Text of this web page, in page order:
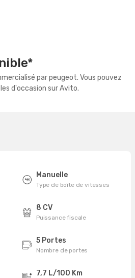
par peugeot. Vous pouvez
d'occasion sur Avito.
Manuelle
Type de boîte de vitesses
8 CV
Puissance fiscale
5 Portes
Nombre de portes
7,7 L/100 Km